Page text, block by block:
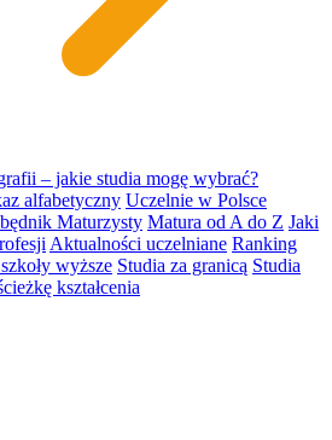
– jakie studia mogę wybrać?
alfabetyczny Uczelnie w Polsce
Maturzysty Matura od A do Z Jaki
Aktualności uczelniane Ranking
wyższe Studia za granicą Studia
kształcenia